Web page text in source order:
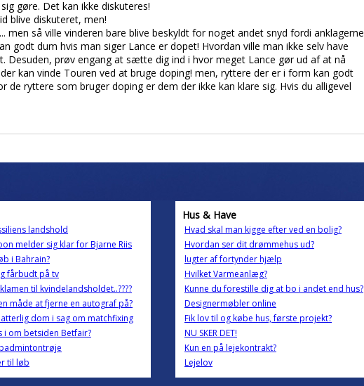
gøre. Det kan ikke diskuteres!
blive diskuteret, men!
men så ville vinderen bare blive beskyldt for noget andet snyd fordi anklagerne
godt dum hvis man siger Lance er dopet! Hvordan ville man ikke selv have
Desuden, prøv engang at sætte dig ind i hvor meget Lance gør ud af at nå
kan vinde Touren ved at bruge doping! men, ryttere der er i form kan godt
ryttere som bruger doping er dem der ikke kan klare sig. Hvis du alligevel
landshold
melder sig klar for Bjarne Riis
i Bahrain?
fårbudt på tv
til kvindelandsholdet..????
måde at fjerne en autograf på?
dom i sag om matchfixing
i om betsiden Betfair?
til løb
Hus & Have
Hvad skal man kigge efter ved en bolig?
Hvordan ser dit drømmehus ud?
lugter af fortynder hjælp
Hvilket Varmeanlæg?
Kunne du forestille dig at bo i andet end hus?
Designermøbler online
Fik lov til og købe hus, første projekt?
NU SKER DET!
Kun en på lejekontrakt?
Lejelov